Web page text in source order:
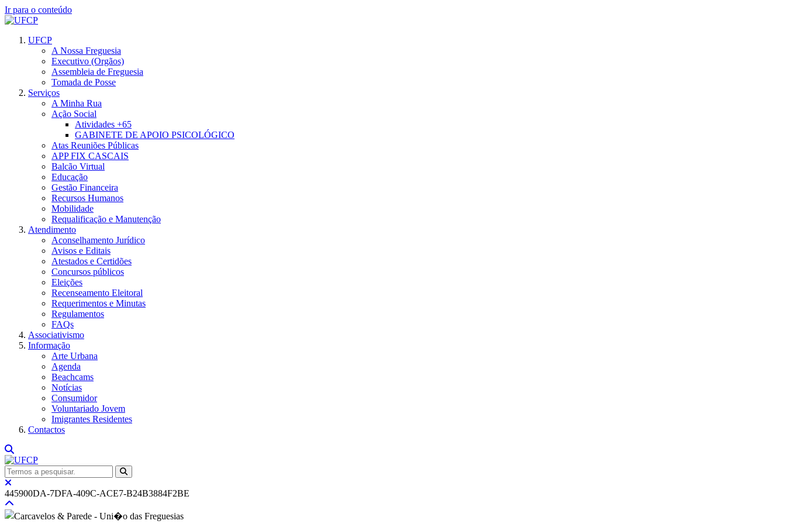
Ir para o conteúdo
UFCP
A Nossa Freguesia
Executivo (Orgãos)
Assembleia de Freguesia
Tomada de Posse
Serviços
A Minha Rua
Ação Social
Atividades +65
GABINETE DE APOIO PSICOLÓGICO
Atas Reuniões Públicas
APP FIX CASCAIS
Balcão Virtual
Educação
Gestão Financeira
Recursos Humanos
Mobilidade
Requalificação e Manutenção
Atendimento
Aconselhamento Jurídico
Avisos e Editais
Atestados e Certidões
Concursos públicos
Eleições
Recenseamento Eleitoral
Requerimentos e Minutas
Regulamentos
FAQs
Associativismo
Informação
Arte Urbana
Agenda
Beachcams
Notícias
Consumidor
Voluntariado Jovem
Imigrantes Residentes
Contactos
445900DA-7DFA-409C-ACE7-B24B3884F2BE